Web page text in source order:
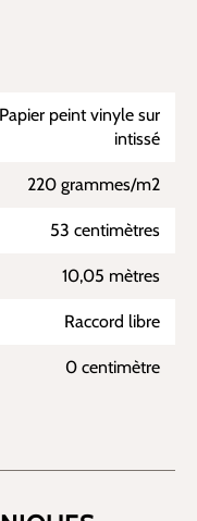
Papier peint vinyle sur
intissé
220 grammes/m2
53 centimètres
10,05 mètres
Raccord libre
0 centimètre